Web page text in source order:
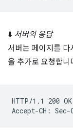
⬇️ 서버의 응답
서버는 페이지를
을 추가로 요청합니
HTTP/1.1 200 OK